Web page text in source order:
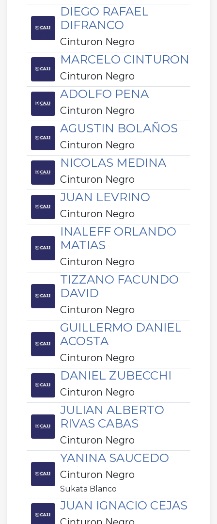
DIEGO RAFAEL
DIFRANCO
Cinturon Negro
MARCELO CINTURON
Cinturon Negro
ADOLFO PENA
Cinturon Negro
AGUSTIN BOLAÑOS
Cinturon Negro
NICOLAS MEDINA
Cinturon Negro
JUAN LEVRINO
Cinturon Negro
INALEFF ORLANDO
MATIAS
Cinturon Negro
TIZZANO FACUNDO
DAVID
Cinturon Negro
GUILLERMO DANIEL
ACOSTA
Cinturon Negro
DANIEL ZUBECCHI
Cinturon Negro
JULIAN ALBERTO
RIVAS CABAS
Cinturon Negro
YANINA SAUCEDO
Cinturon Negro
Sukata Blanco
JUAN IGNACIO CEJAS